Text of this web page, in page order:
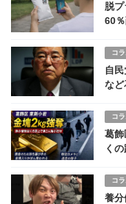
脱
60
コ
自
など
コ
葛
く
コ
養分